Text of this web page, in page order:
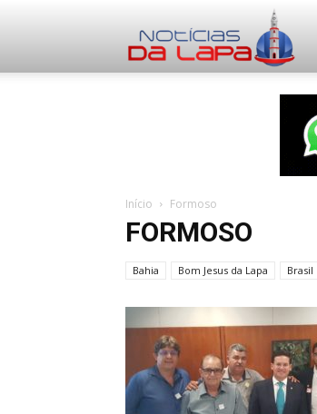
Início Formoso
FORMOSO
Bahia Bom Jesus da Lapa Brasil